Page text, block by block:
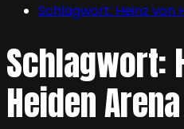
Schlagwort: Heinz von
Schlagwort:
Heiden Arena